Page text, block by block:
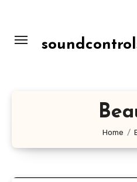
konten
Home